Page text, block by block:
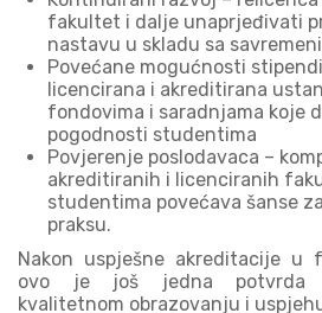
fakultet i dalje unaprjeđivati
nastavu u skladu sa
Povećane mogućnosti
licencirana i akreditirana
fondovima i saradnjama koje
pogodnosti studentima
Povjerenje poslodavaca –
akreditiranih i licenciranih
studentima povećava šanse
praksu.
Nakon uspješne akreditacije u
ovo je još jedna potvrda
kvalitetnom obrazovanju i